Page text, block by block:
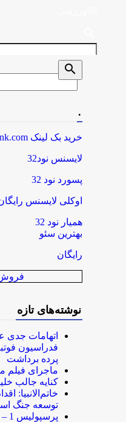
Search
for
search
.
خرید بک لینک behtarinbacklink.com
لایسنس نود32
پسورد نود 32
اوکلی لایسنس رایگان
همیار نود 32
بهترین سئو
رایگان
نوشته‌های تازه
اتهامات جدی
فدراسیون
پرده برداشت
ماجرای فیلم
کنایه جالب
خاتم‌الانبیا:
توسعه جنگ